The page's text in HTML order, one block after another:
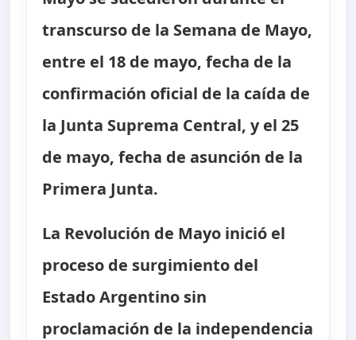
transcurso de la Semana de Mayo,
entre el 18 de mayo, fecha de la
confirmación oficial de la caída de
la Junta Suprema Central, y el 25
de mayo, fecha de asunción de la
Primera Junta.
La Revolución de Mayo inició el
proceso de surgimiento del
Estado Argentino sin
proclamación de la independencia